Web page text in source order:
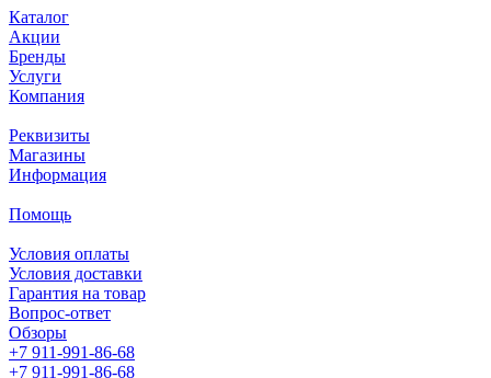
Каталог
Акции
Бренды
Услуги
Компания
Реквизиты
Магазины
Информация
Помощь
Условия оплаты
Условия доставки
Гарантия на товар
Вопрос-ответ
Обзоры
+7 911-991-86-68
+7 911-991-86-68